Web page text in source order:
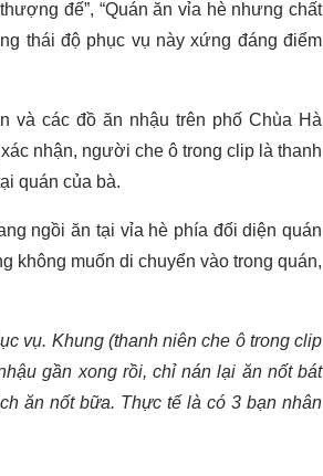
đế”, “Quán ăn vỉa hè nhưng chất
thái độ phục vụ này xứng đáng điểm
và các đồ ăn nhậu trên phố Chùa Hà
nhận, người che ô trong clip là thanh
quán của bà.
ngồi ăn tại vỉa hè phía đối diện quán
không muốn di chuyển vào trong quán,
vụ. Khung (thanh niên che ô trong clip
gần xong rồi, chỉ nán lại ăn nốt bát
ăn nốt bữa. Thực tế là có 3 bạn nhân